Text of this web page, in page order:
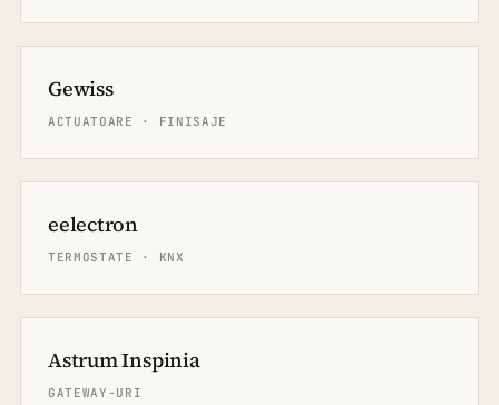
Gewiss
ACTUATOARE · FINISAJE
eelectron
TERMOSTATE · KNX
Astrum Inspinia
GATEWAY-URI